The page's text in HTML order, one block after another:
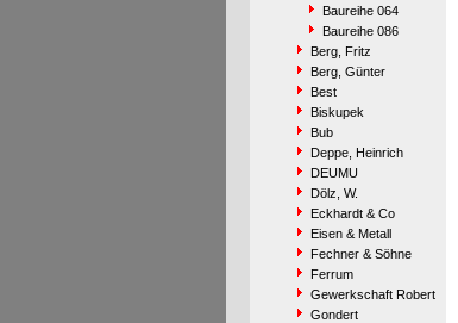
Baureihe 064
Baureihe 086
Berg, Fritz
Berg, Günter
Best
Biskupek
Bub
Deppe, Heinrich
DEUMU
Dölz, W.
Eckhardt & Co
Eisen & Metall
Fechner & Söhne
Ferrum
Gewerkschaft Robert
Gondert